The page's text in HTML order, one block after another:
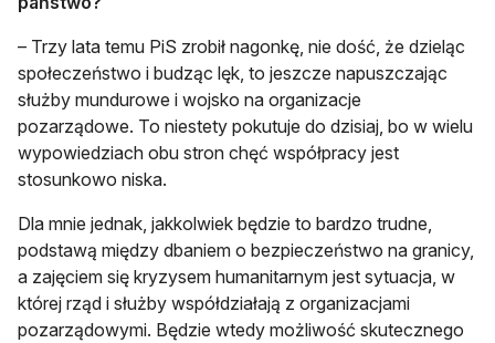
– Trzy lata temu PiS zrobił nagonkę, nie dość, że dzieląc
społeczeństwo i budząc lęk, to jeszcze napuszczając
służby mundurowe i wojsko na organizacje
pozarządowe. To niestety pokutuje do dzisiaj, bo w wielu
wypowiedziach obu stron chęć współpracy jest
stosunkowo niska.
Dla mnie jednak, jakkolwiek będzie to bardzo trudne,
podstawą między dbaniem o bezpieczeństwo na granicy,
a zajęciem się kryzysem humanitarnym jest sytuacja, w
której rząd i służby współdziałają z organizacjami
pozarządowymi. Będzie wtedy możliwość skutecznego